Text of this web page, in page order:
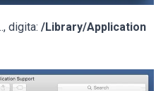
digita: /Library/Application